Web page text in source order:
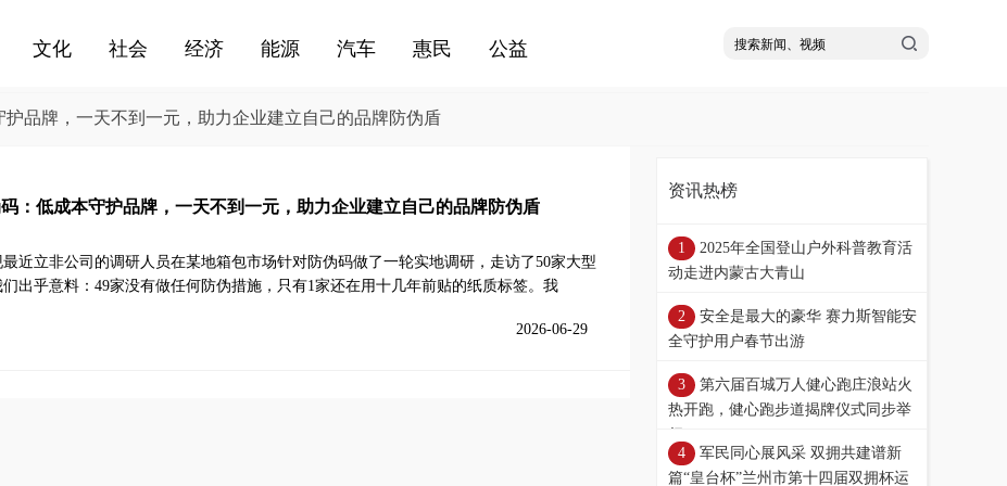
文化 社会 经济 能源 汽车 惠民 公益
品牌，一天不到一元，助力企业建立自己的品牌防伪盾
：低成本守护品牌，一天不到一元，助力企业建立自己的品牌防伪盾
近立非公司的调研人员在某地箱包市场针对防伪码做了一轮实地调研，走访了50家大型
出乎意料：49家没有做任何防伪措施，只有1家还在用十几年前贴的纸质标签。我
2026-06-29
资讯热榜
2025年全国登山户外科普教育活
动走进内蒙古大青山
安全是最大的豪华 赛力斯智能安
全守护用户春节出游
第六届百城万人健心跑庄浪站火
热开跑，健心跑步道揭牌仪式同步举
军民同心展风采 双拥共建谱新
篇“皇台杯”兰州市第十四届双拥杯运